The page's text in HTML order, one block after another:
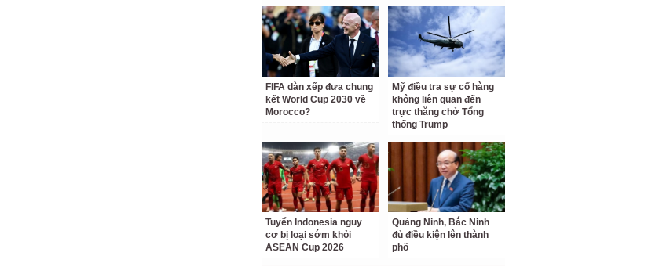
FIFA dàn xếp đưa chung
kết World Cup 2030 về
Morocco?
Mỹ điều tra sự cố hàng
không liên quan đến
trực thăng chở Tổng
thống Trump
Tuyển Indonesia nguy
cơ bị loại sớm khỏi
ASEAN Cup 2026
Quảng Ninh, Bắc Ninh
đủ điều kiện lên thành
phố